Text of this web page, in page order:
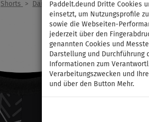
Paddelt.deund Dritte Cookies
einsetzt, um Nutzungsprofile
sowie die Webseiten-
jederzeit über den
genannten Cookies und
Darstellung und
Informationen zum
Verarbeitungszwecken und
und über den Button Mehr.
Shorts > Damen